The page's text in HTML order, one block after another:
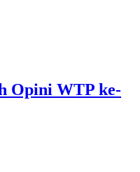
Opini WTP ke-